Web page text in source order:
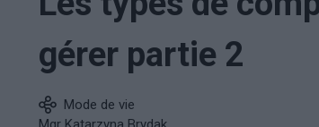
gérer partie 2
Mode de vie